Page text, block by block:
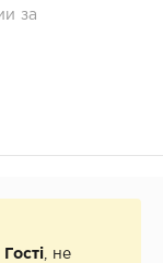
за
Гості , не